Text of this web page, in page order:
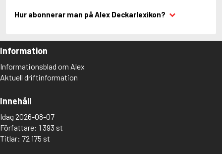
Hur abonnerar man på Alex Deckarlexikon?
Information
Informationsblad om Alex
Aktuell driftinformation
Innehåll
Idag 2026-08-07
Författare: 1 393 st
Titlar: 72 175 st